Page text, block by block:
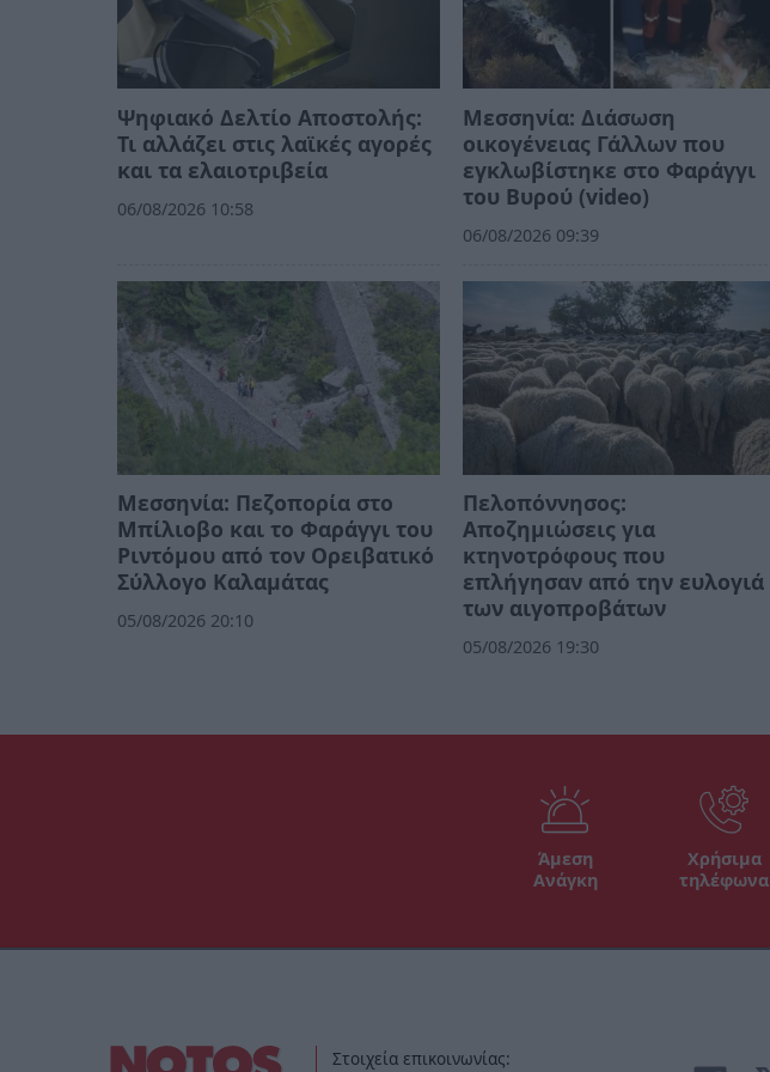
Ψηφιακό Δελτίο Αποστολής:
Τι αλλάζει στις λαϊκές αγορές
και τα ελαιοτριβεία
06/08/2026 10:58
Μεσσηνία: Διάσωση
οικογένειας Γάλλων που
εγκλωβίστηκε στο Φαράγγι
του Βυρού (video)
06/08/2026 09:39
Μεσσηνία: Πεζοπορία στο
Μπίλιοβο και το Φαράγγι του
Ριντόμου από τον Ορειβατικό
Σύλλογο Καλαμάτας
05/08/2026 20:10
Πελοπόννησος:
Αποζημιώσεις για
κτηνοτρόφους που
επλήγησαν από την ευλογιά
των αιγοπροβάτων
05/08/2026 19:30
Άμεση
Ανάγκη
Χρήσιμα
τηλέφωνα
Στοιχεία επικοινωνίας: